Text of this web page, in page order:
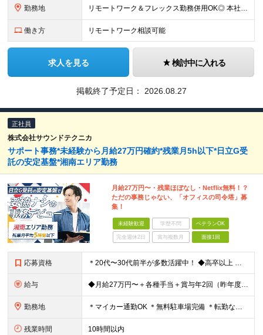
勤務地 リモートワーク＆フレックス勤務併用OK◎ 本社：神奈川県川崎市中原区大倉町10 ★ マイカー／自動車／オートバイ／自転車通勤可能（無料駐車場／駐輪場、当社規定あり） ★ 最寄り駅からの無料シャトル
働き方 リモートワーク相談可能
求人を見る 検討中に入れる
掲載終了予定日： 2026.08.27
正社員
株式会社サウンドテクニカ
サポート事務*未経験から月給27万円確約*残業月5h以下*日立G受
託の安定基盤*湘南エリア勤務
月給27万円〜・残業ほぼなし・Netflix無料！？
ただの事務じゃない、「オフィスの司令塔」募
集！
未経験歓迎 学歴不問 ベテランOK
完全週休2日 賞与複数月 面接1回
応募資格 ＊20代〜30代前半が多数活躍中！ ◆高卒以上 ◆～40歳まで ※例外事由: 3号のイ （長期勤続によるキャリア形成を図る観点から 若年者等を期間の定めのない労働契約の対象として募集・採用するた
給与 ◆月給27万円〜＋各種手当＋賞与年2回（昨年度実績2〜4ヶ月分） ※給与には一律の固定残業代（20時間分・3万2780円以上）を含みます。 ※超過分は追加支給。 ※試用期間6か月あり（給与/待遇に差異
勤務地 ＊マイカー通勤OK ＊無料駐車場完備 ＊転勤なし ＊U・Iターンも大歓迎 ◆神奈川県藤沢市石川1-1-14 ※(変更の範囲)上記を除く当社関連勤務地
残業時間 10時間以内